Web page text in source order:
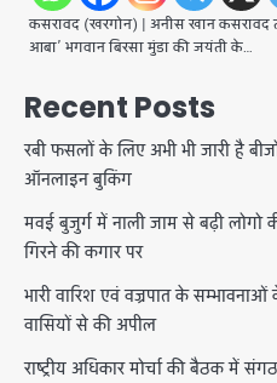
कसरावद (खरगोन) | अनीस खान ​कसरावद
आबा’ भगवान बिरसा मुंडा की जयंती के…
Recent Posts
रबी फसलों के लिए अभी भी जारी है
ऑनलाइन बुकिंग
मवई बुजुर्ग में नाली जाम से बढ़ी लोगो
गिरने की कगार पर
भारी वारिश एवं वज्रपात के
वासियों से की अपील
राष्ट्रीय अधिकार मोर्चा की बैठक में